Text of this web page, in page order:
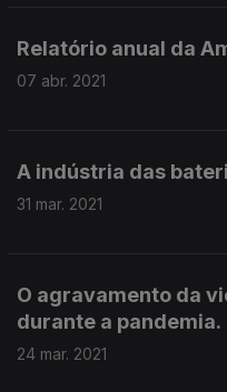
Relatório anual da
07 abr. 2021
A indústria das
31 mar. 2021
O agravamento da
durante a pandemia.
24 mar. 2021